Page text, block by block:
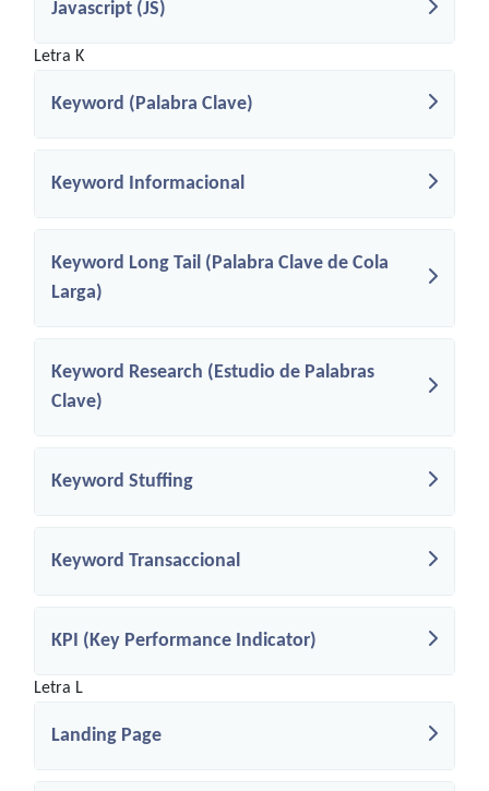
Javascript (JS)
Letra K
Keyword (Palabra Clave)
Keyword Informacional
Keyword Long Tail (Palabra Clave de Cola
Larga)
Keyword Research (Estudio de Palabras
Clave)
Keyword Stuffing
Keyword Transaccional
KPI (Key Performance Indicator)
Letra L
Landing Page